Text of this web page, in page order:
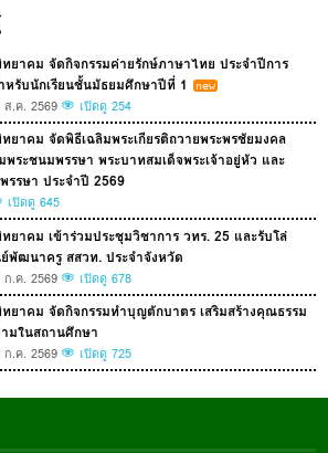
ทยาคม จัดกิจกรรมค่ายรักษ์ภาษาไทย ประจำปีการ
หรับนักเรียนชั้นมัธยมศึกษาปีที่ 1
ส.ค. 2569 เปิดดู 254
ทยาคม จัดพิธีเฉลิมพระเกียรติถวายพระพรชัยมงคล
พระชนมพรรษา พระบาทสมเด็จพระเจ้าอยู่หัว และ
รรษา ประจำปี 2569
เปิดดู 645
ทยาคม เข้าร่วมประชุมวิชาการ วทร. 25 และรับโล่
พัฒนาครู สสวท. ประจำจังหวัด
ก.ค. 2569 เปิดดู 678
ทยาคม จัดกิจกรรมทำบุญตักบาตร เสริมสร้างคุณธรรม
มในสถานศึกษา
ก.ค. 2569 เปิดดู 725